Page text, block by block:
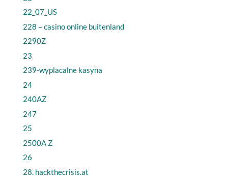
22_07_US
228 – casino online buitenland
2290Z
23
239-wyplacalne kasyna
24
240AZ
247
25
2500A Z
26
28. hackthecrisis.at